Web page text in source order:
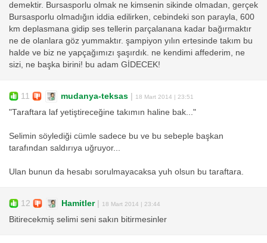
demektir. Bursasporlu olmak ne kimsenin sikinde olmadan, gerçek
Bursasporlu olmadığın iddia edilirken, cebindeki son parayla, 600
km deplasmana gidip ses tellerin parçalanana kadar bağırmaktır
ne de olanlara göz yummaktır. şampiyon yılın ertesinde takım bu
halde ve biz ne yapçağımızı şaşırdık. ne kendimi affederim, ne
sizi, ne başka birini! bu adam GİDECEK!
11 mudanya-teksas | 18 Mart 2014 | 23:51
"Taraftara laf yetiştireceğine takımın haline bak..."
Selimin söylediği cümle sadece bu ve bu sebeple başkan
tarafından saldırıya uğruyor...
Ulan bunun da hesabı sorulmayacaksa yuh olsun bu taraftara.
12 Hamitler| 18 Mart 2014 | 23:44
Bitirecekmiş selimi seni sakın bitirmesinler